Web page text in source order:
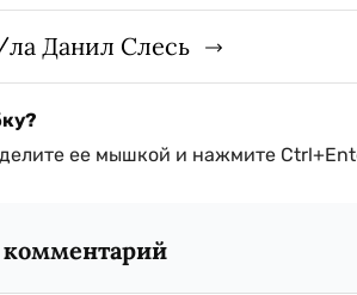
Данил Слесь
ее мышкой и нажмите
комментарий